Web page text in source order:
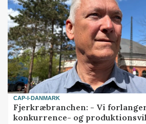
CAP-I-DANMARK
Fjerkræbranchen: - Vi
konkurrence- og